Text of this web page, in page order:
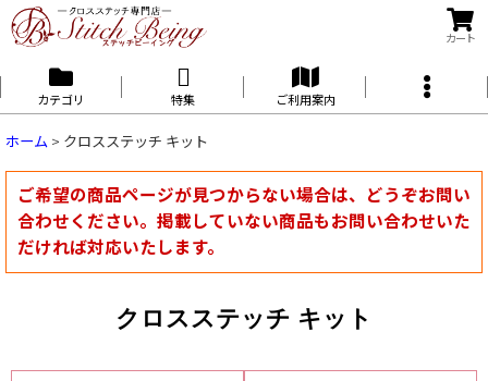
カート
カテゴリ 特集 ご利用案内
ホーム > クロスステッチ キット
ご希望の商品ページが見つからない場合は、どうぞお問い
合わせください。掲載していない商品もお問い合わせいた
だければ対応いたします。
クロスステッチ キット